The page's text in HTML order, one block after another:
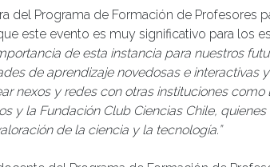
del Programa de Formación de Profesores
este evento es muy significativo para los
de esta instancia para nuestros
de aprendizaje novedosas e interactivas
nexos y redes con otras instituciones
y la Fundación Club Ciencias Chile,
de la ciencia y la tecnología.”